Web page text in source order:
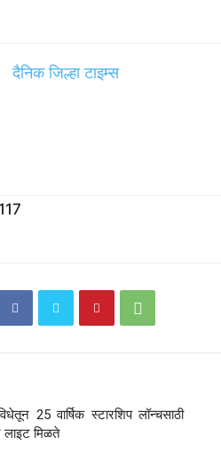
दैनिक जिल्हा टाइम्स
117
25 वार्षिक स्टारशिप लॉन्चसाठी
मिळते